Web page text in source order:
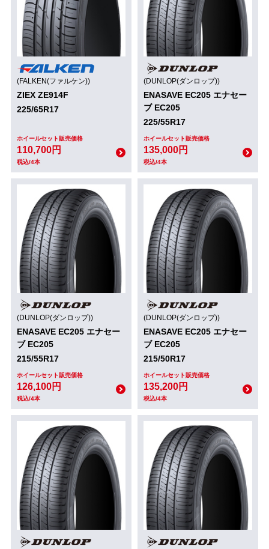
(FALKEN(ファルケン))
ZIEX ZE914F
225/65R17
ホイールセット販売価格
110,700円
税込/4本
(DUNLOP(ダンロップ))
ENASAVE EC205 エナセー
ブ EC205
225/55R17
ホイールセット販売価格
135,000円
税込/4本
(DUNLOP(ダンロップ))
ENASAVE EC205 エナセー
ブ EC205
215/55R17
ホイールセット販売価格
126,100円
税込/4本
(DUNLOP(ダンロップ))
ENASAVE EC205 エナセー
ブ EC205
215/50R17
ホイールセット販売価格
135,200円
税込/4本